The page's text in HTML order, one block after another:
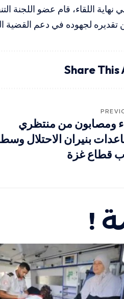
نهاية اللقاء، قام عضو اللجنة
تقديره لجهوده في دعم القضية
Share
ومصابون من منتظري
بنيران الاحتلال وسط
قطاع غزة
!